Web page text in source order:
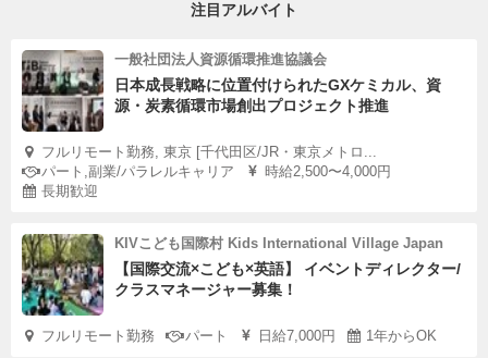
注目アルバイト
一般社団法人資源循環推進協議会
日本成長戦略に位置付けられたGXケミカル、資
源・炭素循環市場創出プロジェクト推進
フルリモート勤務, 東京 [千代田区/JR・東京メトロ...
パート,副業/パラレルキャリア
時給2,500〜4,000円
長期歓迎
KIVこども国際村 Kids International Village Japan
【国際交流×こども×英語】 イベントディレクター/
クラスマネージャー募集！
フルリモート勤務 パート 日給7,000円 1年からOK